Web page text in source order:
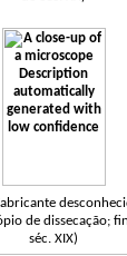
de dissecação;
séc. XIX)